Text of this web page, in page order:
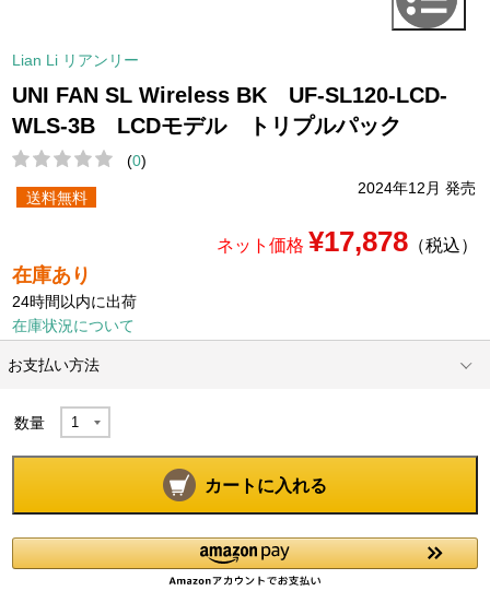
Lian Li リアンリー
UNI FAN SL Wireless BK UF-SL120-LCD-
WLS-3B LCDモデル トリプルパック
(0)
2024年12月 発売
送料無料
ネット価格 ¥17,878（税込）
在庫あり
24時間以内に出荷
在庫状況について
お支払い方法
数量
カートに入れる